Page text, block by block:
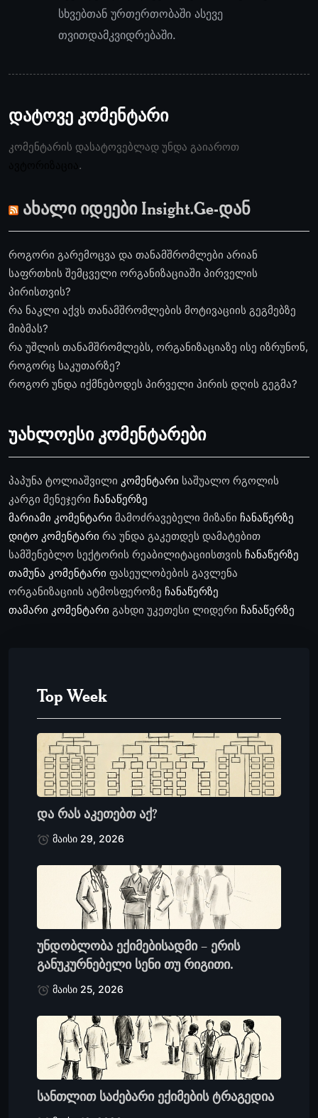
სხვებთან ურთერთობაში ასევე
თვითდამკვიდრებაში.
დატოვე კომენტარი
კომენტარის დასატოვებლად უნდა გაიაროთ
.
ახალი იდეები Insight.Ge-დან
როგორი გარემოცვა და თანამშრომლები არიან
საფრთხის შემცველი ორგანიზაციაში პირველის
პირისთვის?
რა ნაკლი აქვს თანამშრომლების მოტივაციის გეგმებზე
მიბმას?
რა უშლის თანამშრომლებს, ორგანიზაციაზე ისე იზრუნონ,
როგორც საკუთარზე?
როგორ უნდა იქმნებოდეს პირველი პირის დღის გეგმა?
უახლოესი კომენტარები
პაპუნა ტოლიაშვილი კომენტარი საშუალო რგოლის
კარგი მენეჯერი ჩანაწერზე
მარიამი კომენტარი მამოძრავებელი მიზანი ჩანაწერზე
დიტო კომენტარი რა უნდა გაკეთდეს დამატებით
სამშენებლო სექტორის რეაბილიტაციისთვის ჩანაწერზე
თამუნა კომენტარი ფასეულობების გავლენა
ორგანიზაციის ატმოსფეროზე ჩანაწერზე
თამარი კომენტარი გახდი უკეთესი ლიდერი ჩანაწერზე
Top Week
და რას აკეთებთ აქ?
მაისი 29, 2026
უნდობლობა ექიმებისადმი – ერის
განუკურნებელი სენი თუ რიგითი.
მაისი 25, 2026
სანთლით საძებარი ექიმების ტრაგედია